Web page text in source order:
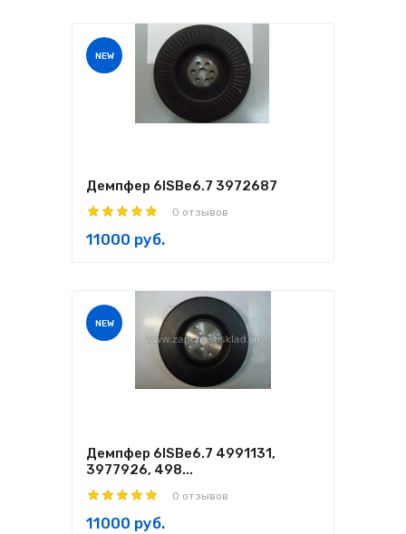
NEW
Демпфер 6ISBe6.7 3972687
0 отзывов
11000 руб.
NEW
Демпфер 6ISBe6.7 4991131,
3977926, 498...
0 отзывов
11000 руб.